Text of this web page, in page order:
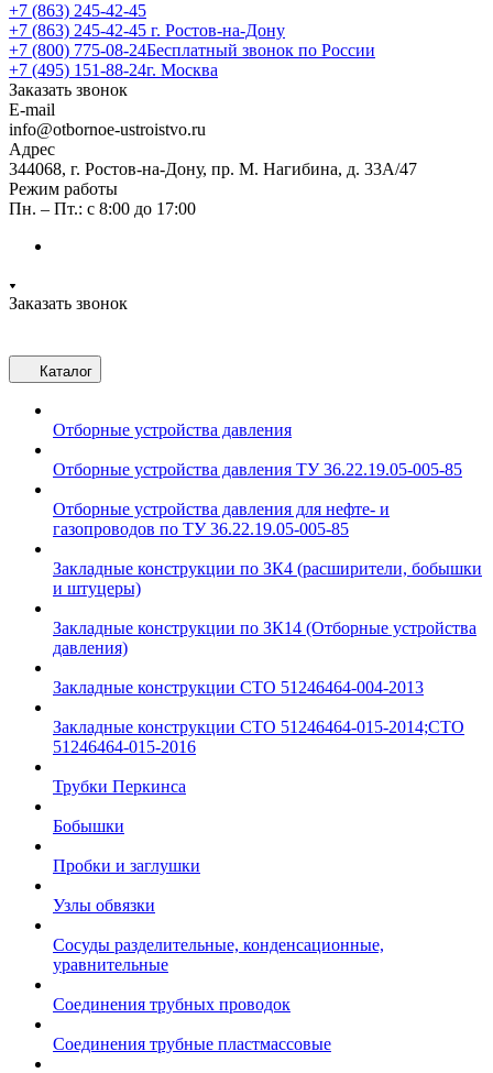
+7 (863) 245-42-45
+7 (863) 245-42-45 г. Ростов-на-Дону
+7 (800) 775-08-24Бесплатный звонок по России
+7 (495) 151-88-24г. Москва
Заказать звонок
E-mail
info@otbornoe-ustroistvo.ru
Адрес
344068, г. Ростов-на-Дону, пр. М. Нагибина, д. 33А/47
Режим работы
Пн. – Пт.: с 8:00 до 17:00
Заказать звонок
Каталог
Отборные устройства давления
Отборные устройства давления ТУ 36.22.19.05-005-85
Отборные устройства давления для нефте- и
газопроводов по ТУ 36.22.19.05-005-85
Закладные конструкции по ЗК4 (расширители, бобышки
и штуцеры)
Закладные конструкции по ЗК14 (Отборные устройства
давления)
Закладные конструкции СТО 51246464-004-2013
Закладные конструкции СТО 51246464-015-2014;СТО
51246464-015-2016
Трубки Перкинса
Бобышки
Пробки и заглушки
Узлы обвязки
Сосуды разделительные, конденсационные,
уравнительные
Соединения трубных проводок
Соединения трубные пластмассовые